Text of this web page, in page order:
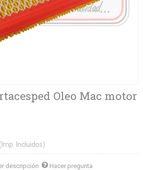
Oleo Mac motor
(Imp. Incluidos)
descripción Hacer pregunta